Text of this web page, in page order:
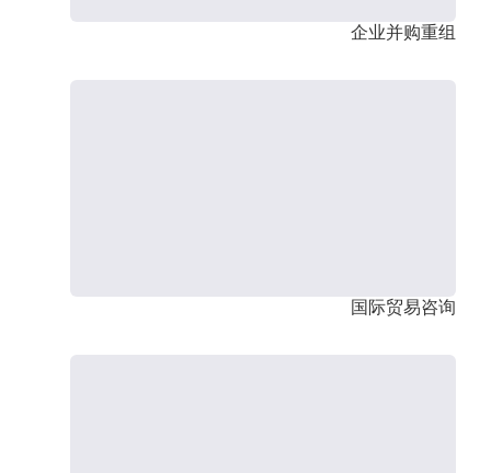
企业并购重组
国际贸易咨询